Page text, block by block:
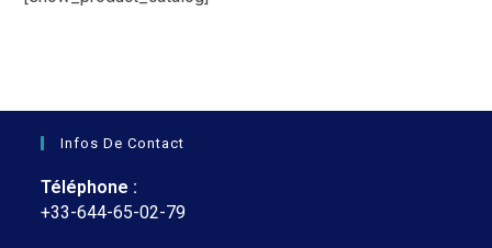
Infos De Contact
Téléphone :
+33-644-65-02-79